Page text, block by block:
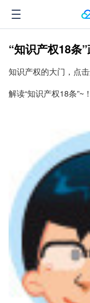
“知识产权18条
知识产权的大门，点击
解读“知识产权18条”~！